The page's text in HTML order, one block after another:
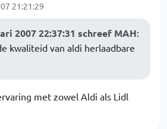
21:21:29
2007 22:37:31 schreef MAH:
kwaliteid van aldi herlaadbare
met zowel Aldi als Lidl